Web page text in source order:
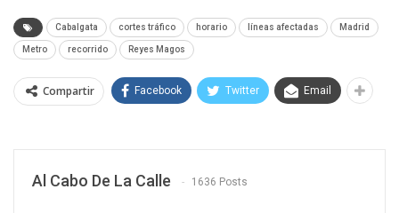
Cabalgata cortes tráfico horario líneas afectadas Madrid
Metro recorrido Reyes Magos
Compartir Facebook Twitter Email
Al Cabo De La Calle 1636 Posts